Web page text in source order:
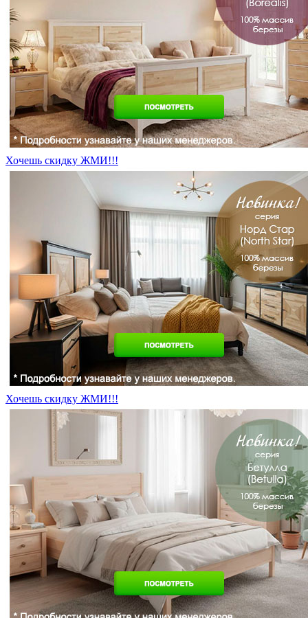
Хочешь скидку ЖМИ!!!
Хочешь скидку ЖМИ!!!